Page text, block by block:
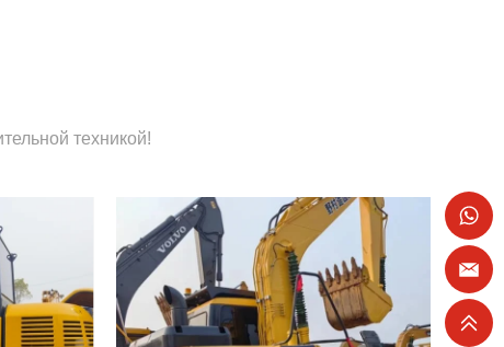
техникой!